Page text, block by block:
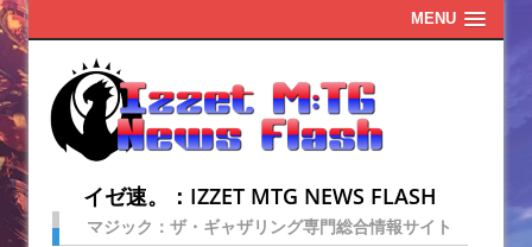
MENU
イゼ速。：IZZET MTG NEWS FLASH
マジック：ザ・ギャザリング専門総合情報サイト